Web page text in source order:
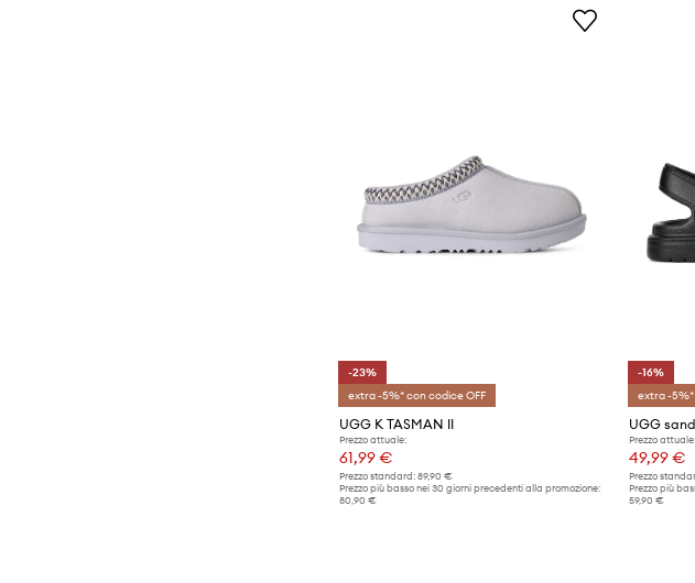
-23%
extra -5%* con codice OFF
UGG K TASMAN II
Prezzo attuale:
61,99 €
Prezzo standard: 89,90 €
Prezzo più basso nei 30 giorni precedenti alla promozione:
80,90 €
-16%
extra -5%*
Prezzo attuale:
49,99 €
Prezzo
Prezzo più
59,90 €